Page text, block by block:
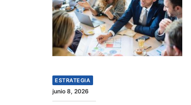
ESTRATEGIA
junio 8, 2026